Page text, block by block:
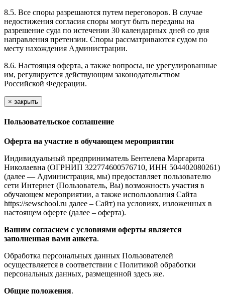
8.5. Все споры разрешаются путем переговоров. В случае
недостижения согласия споры могут быть переданы на
разрешение суда по истечении 30 календарных дней со дня
направления претензии. Споры рассматриваются судом по
месту нахождения Администрации.
8.6. Настоящая оферта, а также вопросы, не урегулированные
им, регулируется действующим законодательством
Российской Федерации.
× закрыть
Пользовательское соглашение
Оферта на участие в обучающем мероприятии
Индивидуальный предприниматель Бентелева Маргарита
Николаевна (ОГРНИП 322774600576710, ИНН 504402080261)
(далее — Администрация, мы) предоставляет пользователю
сети Интернет (Пользователь, Вы) возможность участия в
обучающем мероприятии, а также использования Сайта
https://sewschool.ru далее – Сайт) на условиях, изложенных в
настоящем оферте (далее – оферта).
Вашим согласием с условиями оферты является
заполненная вами анкета.
Обработка персональных данных Пользователей
осуществляется в соответствии с Политикой обработки
персональных данных, размещенной здесь же.
Общие положения.